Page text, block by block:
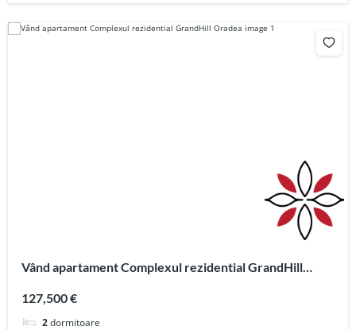
Vând apartament Complexul rezidential GrandHill
127,500 €
2dormitoare